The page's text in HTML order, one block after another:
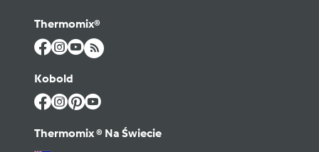
Thermomix®
Kobold
Thermomix ® Na Świecie